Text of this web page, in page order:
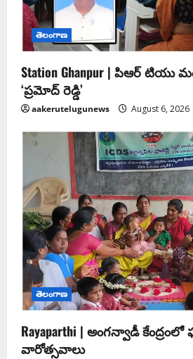
తెలంగాణ
Station Ghanpur | పిఆర్ టియు
‘ప్రమోద్ రెడ్డి’
aakerutelugunews August 6, 2026
తెలంగాణ
Rayaparthi | అంగన్వాడీ
వారోత్సవాలు